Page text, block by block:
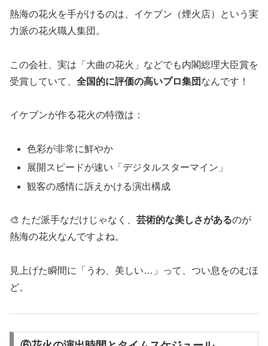
熱海の花火を手がけるのは、イケブン（煙火店）という実
力派の花火職人集団。
この会社、実は「大曲の花火」などでも内閣総理大臣賞を
受賞していて、 全国的に評価の高いプロ集団 なんです！
イケブンが作る花火の特徴は：
色彩が非常に鮮やか
展開スピードが速い「デジタルスターマイン」
観客の感情に訴えかける演出構成
🎨 ただ派手なだけじゃなく、 芸術的な美しさがあるのが
熱海の花火なんですよね。
見上げた瞬間に「うわ、美しい…」って、つい息をのむほ
ど。